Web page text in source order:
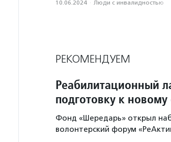
10.06.2024 · Люди с инвалидностью
РЕКОМЕНДУЕМ
Реабилитационный
подготовку к новому
Фонд «Шередарь» открыл
волонтерский форум